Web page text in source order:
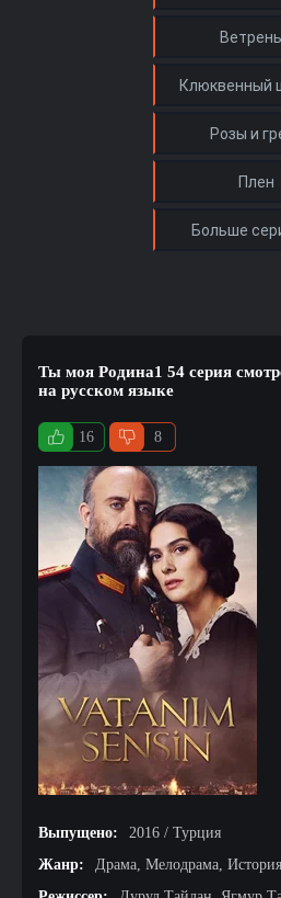
Ты моя Родина1 54 серия
на русском языке
16 8
Выпущено:
2016 / Турция
Жанр:
Драма, Мелодрама,